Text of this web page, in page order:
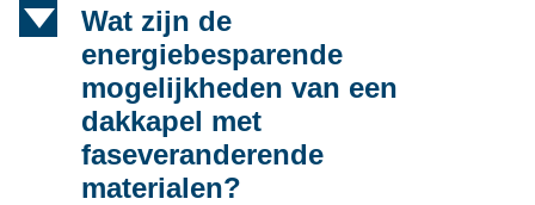
d
Wat zijn de
energiebesparende
mogelijkheden van een
dakkapel met
faseveranderende
materialen?